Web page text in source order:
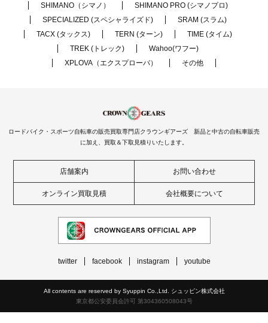
SHIMANO（シマノ）
SHIMANO PRO (シマノプロ)
SPECIALIZED (スペシャライズド)
SRAM (スラム)
TACX (タックス)
TERN (ターン)
TIME (タイム)
TREK (トレック)
Wahoo(ワフー)
XPLOVA（エクスプローバ）
その他
ロードバイク・スポーツ自転車の販売買取専門店クラウンギアーズ 新品と中古の自転車販売
に加え、買取＆下取見積りいたします。
店舗案内 お問い合わせ
オンライン買取見積 会社概要について
twitter facebook instagram youtube
All contents are reserved by Syuppin Co.,Ltd. シュッピン株式会社
東京都公安委員会許可 第304360508043号